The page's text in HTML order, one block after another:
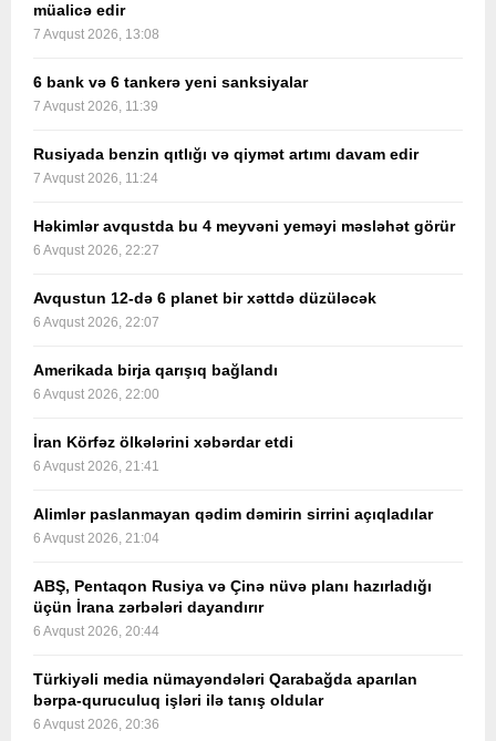
müalicə edir
7 Avqust 2026, 13:08
6 bank və 6 tankerə yeni sanksiyalar
7 Avqust 2026, 11:39
Rusiyada benzin qıtlığı və qiymət artımı davam edir
7 Avqust 2026, 11:24
Həkimlər avqustda bu 4 meyvəni yeməyi məsləhət görür
6 Avqust 2026, 22:27
Avqustun 12-də 6 planet bir xəttdə düzüləcək
6 Avqust 2026, 22:07
Amerikada birja qarışıq bağlandı
6 Avqust 2026, 22:00
İran Körfəz ölkələrini xəbərdar etdi
6 Avqust 2026, 21:41
Alimlər paslanmayan qədim dəmirin sirrini açıqladılar
6 Avqust 2026, 21:04
ABŞ, Pentaqon Rusiya və Çinə nüvə planı hazırladığı
üçün İrana zərbələri dayandırır
6 Avqust 2026, 20:44
Türkiyəli media nümayəndələri Qarabağda aparılan
bərpa-quruculuq işləri ilə tanış oldular
6 Avqust 2026, 20:36